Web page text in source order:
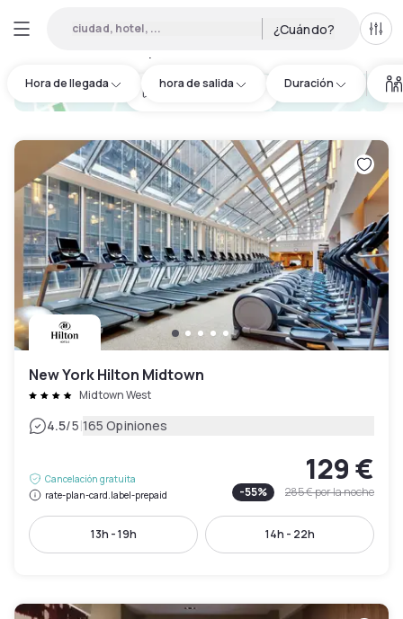
ciudad, hotel, ... ¿Cuándo?
Hora de llegada hora de salida Duración
hotel.cta.view_map
New York Hilton Midtown
Midtown West
4.5/5|165 Opiniones
Cancelación gratuita
rate-plan-card.label-prepaid
129 €
-55% 285 €por la noche
13h - 19h 14h - 22h